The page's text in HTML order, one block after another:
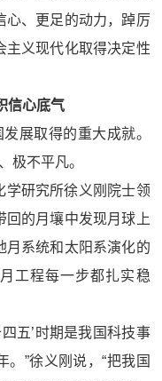
心、更足的动力，踔厉
主义现代化取得决定性
信心底气
展取得的重大成就。
极不平凡。
学研究所徐义刚院士领
回的月壤中发现月球上
月系统和太阳系演化的
工程每一步都扎实稳
四五’时期是我国科技事
”徐义刚说，“把我国